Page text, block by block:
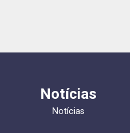
Notícias
Notícias